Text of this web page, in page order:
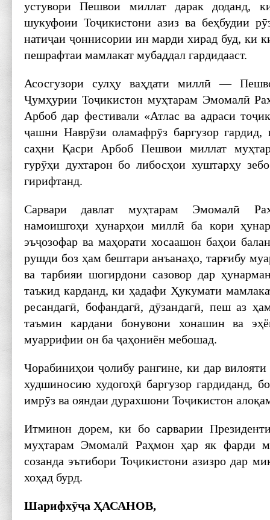
устувори Пешвои миллат дарак доданд,
шукуфоии Тоҷикистони азиз ва беҳбудии
натиҷаи ҷоннисории ин марди хирад буд, ки
пешрафтаи мамлакат мубаддал гардидааст.
Асосгузори сулҳу ваҳдати миллӣ —
Ҷумҳурии Тоҷикистон муҳтарам Эмомалӣ
Арбоб дар фестивали «Атлас ва адраси
ҷашни Наврӯзи оламафрӯз баргузор
саҳни Қасри Арбоб Пешвои миллат
гурӯҳи духтарон бо либосҳои хуштарҳу
гирифтанд.
Сарвари давлат муҳтарам ­Эмомалӣ
намоишгоҳи ҳунарҳои миллӣ ба кори
эъҷозофар ва маҳорати хосаашон баҳои
рушди боз ҳам бештари анъа­наҳо, тарғибу
ва тарбияи шогирдони сазовор дар
таъкид карданд, ки ҳадафи Ҳукумати
ресандагӣ, бофандагӣ, дӯзандагӣ, пеш аз
таъмин кардани бонувони хонашин ва
муаррифии он ба ҷаҳониён мебошад.
Чорабиниҳои ҷолибу рангине, ки дар
худшиносию худогоҳӣ баргузор гардиданд,
имрӯз ва ояндаи дурахшони Тоҷикис­тон
Итминон дорем, ки бо сарварии
муҳтарам Эмомалӣ ­Раҳмон ҳар як фарди
созанда эътибори Тоҷикис­тони азизро дар
хоҳад бурд.
Шарифхӯҷа ҲАСАНОВ,